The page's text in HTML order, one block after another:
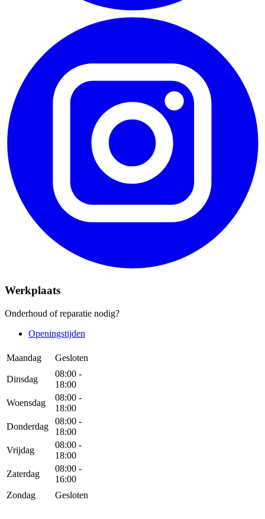
Werkplaats
Onderhoud of reparatie nodig?
Openingstijden
Maandag Gesloten
Dinsdag
08:00 -
18:00
Woensdag
08:00 -
18:00
Donderdag
08:00 -
18:00
Vrijdag
08:00 -
18:00
Zaterdag
08:00 -
16:00
Zondag
Gesloten